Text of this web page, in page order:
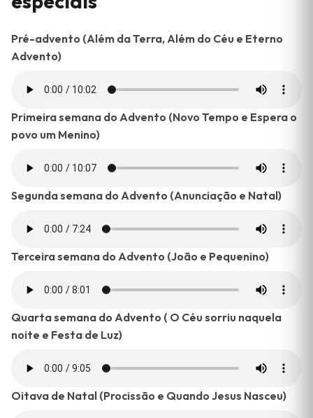
Pré-advento (Além da Terra, Além do Céu e Eterno
Advento)
Primeira semana do Advento (Novo Tempo e Espera o
povo um Menino)
Segunda semana do Advento (Anunciação e Natal)
Terceira semana do Advento (João e Pequenino)
Quarta semana do Advento ( O Céu sorriu naquela
noite e Festa de Luz)
Oitava de Natal (Procissão e Quando Jesus Nasceu)